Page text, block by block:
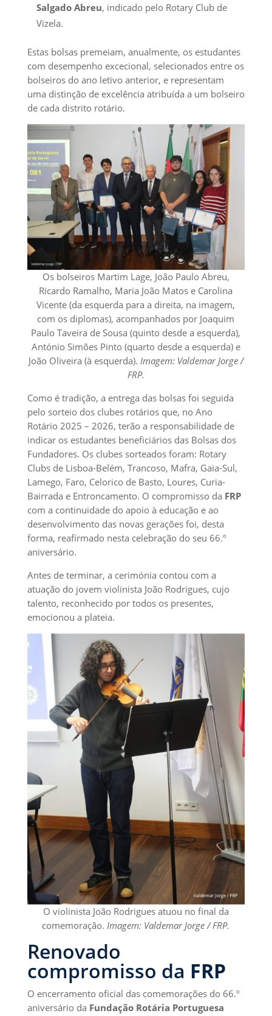
Salgado Abreu, indicado pelo Rotary Club de
Vizela.
Estas bolsas premeiam, anualmente, os estudantes
com desempenho excecional, selecionados entre os
bolseiros do ano letivo anterior, e representam
uma distinção de excelência atribuída a um bolseiro
de cada distrito rotário.
Os bolseiros Martim Lage, João Paulo Abreu,
Ricardo Ramalho, Maria João Matos e Carolina
Vicente (da esquerda para a direita, na imagem,
com os diplomas), acompanhados por Joaquim
Paulo Taveira de Sousa (quinto desde a esquerda),
António Simões Pinto (quarto desde a esquerda) e
João Oliveira (à esquerda). Imagem: Valdemar Jorge /
FRP.
Como é tradição, a entrega das bolsas foi seguida
pelo sorteio dos clubes rotários que, no Ano
Rotário 2025 – 2026, terão a responsabilidade de
indicar os estudantes beneficiários das Bolsas dos
Fundadores. Os clubes sorteados foram: Rotary
Clubs de Lisboa-Belém, Trancoso, Mafra, Gaia-Sul,
Lamego, Faro, Celorico de Basto, Loures, Curia-
Bairrada e Entroncamento. O compromisso da FRP
com a continuidade do apoio à educação e ao
desenvolvimento das novas gerações foi, desta
forma, reafirmado nesta celebração do seu 66.º
aniversário.
Antes de terminar, a cerimónia contou com a
atuação do jovem violinista João Rodrigues, cujo
talento, reconhecido por todos os presentes,
emocionou a plateia.
O violinista João Rodrigues atuou no final da
comemoração. Imagem: Valdemar Jorge / FRP.
Renovado
compromisso da FRP
O encerramento oficial das comemorações do 66.º
aniversário da Fundação Rotária Portuguesa